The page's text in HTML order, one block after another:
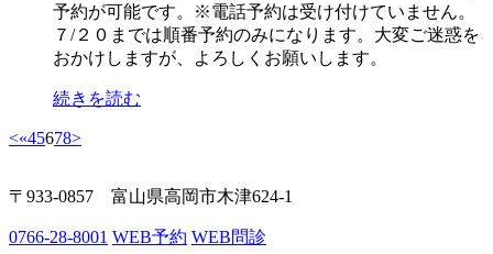
予約が可能です。※電話予約は受け付けていません。
７/２０までは順番予約のみになります。大変ご迷惑を
おかけしますが、よろしくお願いします。
続きを読む
<«45678>
〒933-0857 富山県高岡市木津624-1
0766-28-8001 WEB予約 WEB問診